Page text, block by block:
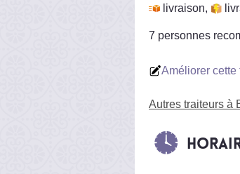
livraison,
7 personnes
Améliorer cette
Autres traiteurs à